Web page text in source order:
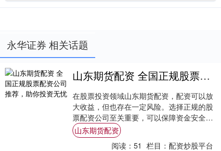
永华证券 相关话题
山东期货配资 全国正规股票配资公司推荐，助你投资无忧
在股票投资领域山东期货配资，配资可以放
大收益，但也存在一定风险。选择正规的股
票配资公司至关重要，可以保障资金安全和
投资收益。 2. 制定个人投资策略：每个投资
者....
山东期货配资
阅读：51 栏目：配资炒股平台